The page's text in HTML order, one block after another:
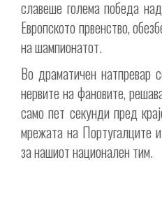
славеше голема победа
Европското првенство,
на шампионатот.
Во драматичен натпревар
нервите на фановите,
само пет секунди пред
мрежата на Португалците
за нашиот национален тим.